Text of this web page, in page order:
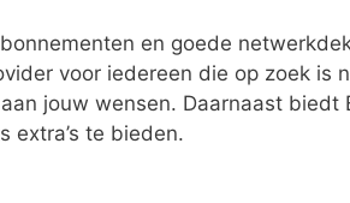
en goede
voor iedereen die op zoek is
jouw wensen. Daarnaast
extra’s te bieden.